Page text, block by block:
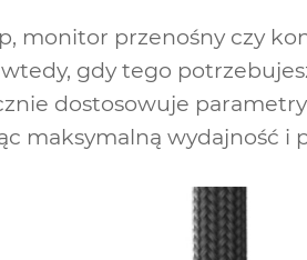
monitor przenośny czy
wtedy, gdy tego
dostosowuje
maksymalną wydajność i